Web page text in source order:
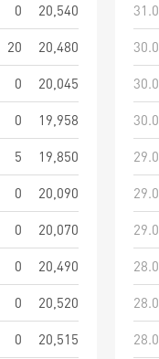
0
20,540
20
20,480
0
20,045
0
19,958
5
19,850
0
20,090
0
20,070
0
20,490
0
20,520
0
20,515